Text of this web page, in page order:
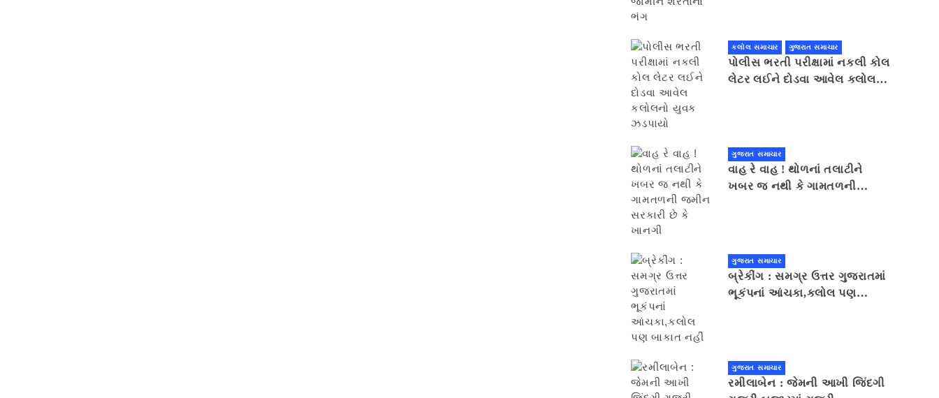
કલોલ સમાચાર ગુજરાત સમાચાર
પોલીસ ભરતી પરીક્ષામાં નકલી કોલ
લેટર લઈને દોડવા આવેલ કલોલનો
ગુજરાત સમાચાર
વાહ રે વાહ ! થોળનાં તલાટીને
ખબર જ નથી કે ગામતળની
ગુજરાત સમાચાર
બ્રેકીંગ : સમગ્ર ઉત્તર ગુજરાતમાં
ભૂકંપનાં આંચકા,કલોલ પણ
ગુજરાત સમાચાર
રમીલાબેન : જેમની આખી જિંદગી